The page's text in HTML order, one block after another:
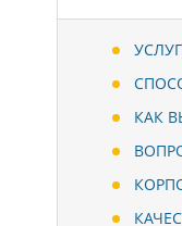
КАК